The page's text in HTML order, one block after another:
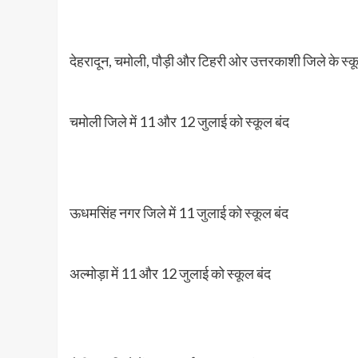
देहरादून, चमोली, पौड़ी और टिहरी ओर उत्तरकाशी जिले के
चमोली जिले में 11 और 12 जुलाई को स्कूल बंद
ऊधमसिंह नगर जिले में 11 जुलाई को स्कूल बंद
अल्मोड़ा में 11 और 12 जुलाई को स्कूल बंद